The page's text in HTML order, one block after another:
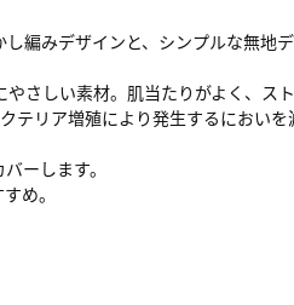
みデザインと、シンプルな無地
さしい素材。肌当たりがよく、ス
リア増殖により発生するにおい
ーします。
め。